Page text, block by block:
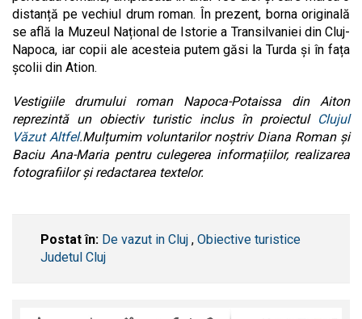
distanță pe vechiul drum roman. În prezent, borna originală
se află la Muzeul Național de Istorie a Transilvaniei din Cluj-
Napoca, iar copii ale acesteia putem găsi la Turda și în fața
școlii din Ation.
Vestigiile drumului roman Napoca-Potaissa din Aiton
reprezintă un obiectiv turistic inclus în proiectul Clujul
Văzut Altfel.Mulțumim voluntarilor noștriv Diana Roman și
Baciu Ana-Maria pentru culegerea informațiilor, realizarea
fotografiilor și redactarea textelor.
Postat în: De vazut in Cluj , Obiective turistice
Judetul Cluj